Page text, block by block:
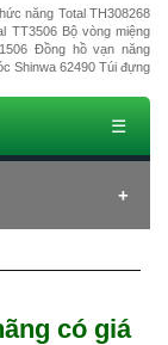
năng Total TH308268
TT3506 Bộ vòng miệng
Đồng hồ vạn năng
Shinwa 62490 Túi đựng
☰
có giá